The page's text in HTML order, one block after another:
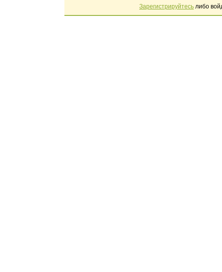
Зарегистрируйтесь либо